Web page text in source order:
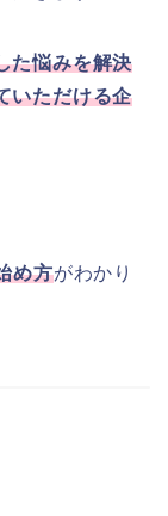
た悩みを解決
いただける企
め方がわかり